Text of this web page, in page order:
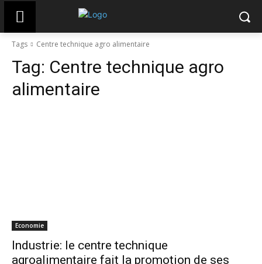
Tags Centre technique agro alimentaire
Tag: Centre technique agro
alimentaire
Economie
Industrie: le centre technique
agroalimentaire fait la promotion de ses